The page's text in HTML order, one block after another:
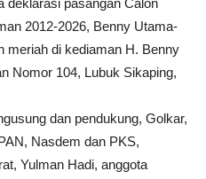
deklarasi pasangan Calon
2012-2026, Benny Utama-
meriah di kediaman H. Benny
Nomor 104, Lubuk Sikaping,
dan pendukung, Golkar,
Nasdem dan PKS,
Yulman Hadi, anggota